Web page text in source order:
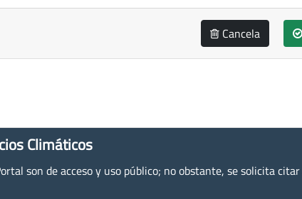
Cancela
Climáticos
son de acceso y uso público; no obstante, se solicita